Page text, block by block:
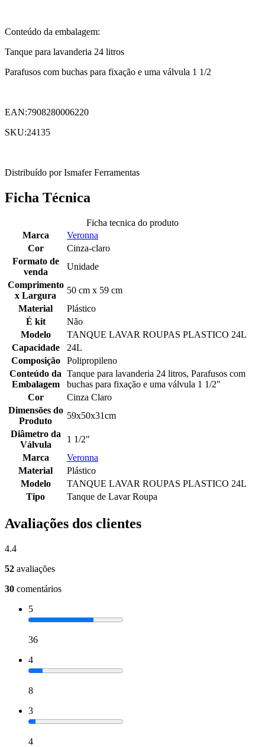
Conteúdo da embalagem:
Tanque para lavanderia 24 litros
Parafusos com buchas para fixação e uma válvula 1 1/2
EAN:7908280006220
SKU:24135
Distribuído por Ismafer Ferramentas
Ficha Técnica
Ficha tecnica do produto
Marca
Veronna
Cor
Cinza-claro
Formato de
venda
Unidade
Comprimento
x Largura
50 cm x 59 cm
Material
Plástico
É kit
Não
Modelo
TANQUE LAVAR ROUPAS PLASTICO 24L
Capacidade
24L
Composição
Polipropileno
Conteúdo da
Embalagem
Tanque para lavanderia 24 litros, Parafusos com
buchas para fixação e uma válvula 1 1/2"
Cor
Cinza Claro
Dimensões do
Produto
59x50x31cm
Diâmetro da
Válvula
1 1/2"
Marca
Veronna
Material
Plástico
Modelo
TANQUE LAVAR ROUPAS PLASTICO 24L
Tipo
Tanque de Lavar Roupa
Avaliações dos clientes
4.4
52 avaliações
30 comentários
5
36
4
8
3
4